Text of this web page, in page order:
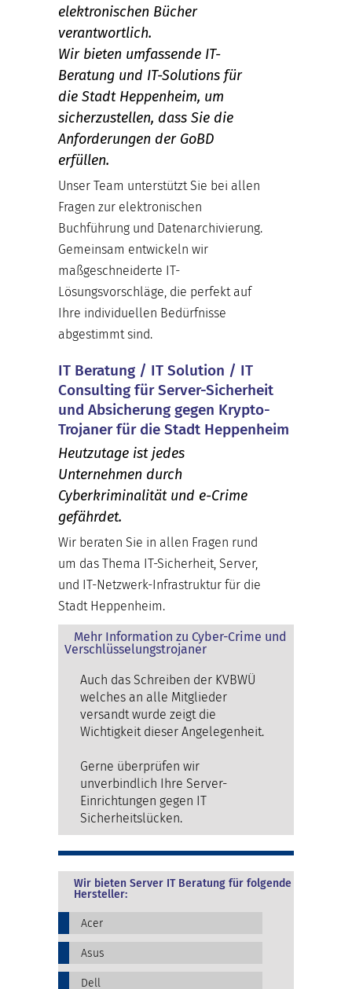
elektronischen Bücher
verantwortlich.
Wir bieten umfassende IT-
Beratung und IT-Solutions für
die Stadt Heppenheim, um
sicherzustellen, dass Sie die
Anforderungen der GoBD
erfüllen.
Unser Team unterstützt Sie bei allen
Fragen zur elektronischen
Buchführung und Datenarchivierung.
Gemeinsam entwickeln wir
maßgeschneiderte IT-
Lösungsvorschläge, die perfekt auf
Ihre individuellen Bedürfnisse
abgestimmt sind.
IT Beratung / IT Solution / IT
Consulting für Server-Sicherheit
und Absicherung gegen Krypto-
Trojaner für die Stadt Heppenheim
Heutzutage ist jedes
Unternehmen durch
Cyberkriminalität und e-Crime
gefährdet.
Wir beraten Sie in allen Fragen rund
um das Thema IT-Sicherheit, Server,
und IT-Netzwerk-Infrastruktur für die
Stadt Heppenheim.
Mehr Information zu Cyber-Crime und
Verschlüsselungstrojaner
Auch das Schreiben der KVBWÜ
welches an alle Mitglieder
versandt wurde zeigt die
Wichtigkeit dieser Angelegenheit.
Gerne überprüfen wir
unverbindlich Ihre Server-
Einrichtungen gegen IT
Sicherheitslücken.
Wir bieten Server IT Beratung für folgende
Hersteller:
Acer
Asus
Dell